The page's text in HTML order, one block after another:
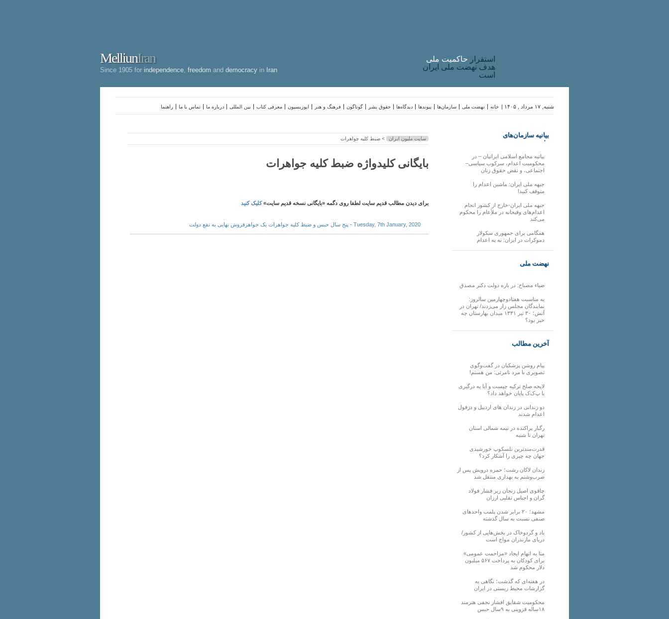
MelliunIran
Since 1905 for independence freedom and democracy in Iran
استقرار حاکميت ملی
هدف نهضت ملی ایران
است
راهنما تماس با ما درباره ما بین المللی معرفی کتاب اپوزیسیون فرهنگ و هنر گوناگون حقوق بشر دیدگاه‌ها پیوندها سازمان‌ها نهضت ملی خانه شنبه, ۱۷ مرداد , ۱۴۰۵ |
سایت ملیون ایران > ضبط کلیه جواهرات
بایگانی کلیدواژه ضبط کلیه جواهرات
برای دیدن مطالب قدیم سایت لطفا روی دگمه «بایگانی نسخه قدیم سایت»کلیک کنید
Tuesday, 7th January, 2020 - پنج سال حبس و ضبط کلیه جواهرات یک جواهرفروش بهایی به نفع دولت
بیانیه سازمان‌های
ملی
بیانیه مجامع اسلامی ایرانیان – در
محکومیت اعدام، سرکوب سیاسی–
اجتماعی، و نقض حقوق زنان
جبهه ملی ایران: ماشین اعدام را
متوقف کنید!
جبهه ملی ایران-خارج از کشور انجام
اعدام‌های وقیحانه در ملأِعام را محکوم
می‌کند
همگامی برای جمهوری سکولار
دموکرات در ایران: نه به اعدام
نهضت ملی
ضیاء مصباح: در باره دولت دکتر مصدق
به مناسبت هفتادوچهارمین سالروز:
نمایندگان مجلس زار می‌زدند/ تهران در
آتش؛ ۳۰ تیر ۱۳۳۱ میدان بهارستان چه
خبر بود؟
آخرین مطالب
پیام روشن پزشکیان در گفت‌و‌گوی
تصویری با مرد نامرئی: من هستم!
لایحه صلح ترکیه چیست و آیا به درگیری
با پ‌ک‌ک پایان خواهد داد؟
دو زندانی در زندان های اردبیل و دزفول
اعدام شدند
رگبار پراکنده در نیمه شمالی استان
تهران تا شنبه
قدرت‌مندترین تلسکوپ خورشیدی
جهان چه چیزی را آشکار کرد؟
زندان لاکان رشت؛ حمزه درویش پس از
ضرب‌وشتم به بهداری منتقل شد
چاقوی اصیل زنجان زیر فشار فولاد
گران و اجناس تقلبی ارزان
مشهد؛ ۲۰ برابر شدن پلمب واحدهای
صنفی نسبت به سال گذشته
باد و گردوخاک در بخش‌هایی از کشور/
دریای مازندران مواج است
متا به اتهام ایجاد «مزاحمت عمومی»
برای کودکان به پرداخت ۵۶۷ میلیون
دلار محکوم شد
در هفته‌ای که گذشت؛ نگاهی به
گزارشات محیط زیستی در ایران
محکومیت شقایق افشار نجفی هنرمند
۱۸ساله قزوینی به ۹سال حبس